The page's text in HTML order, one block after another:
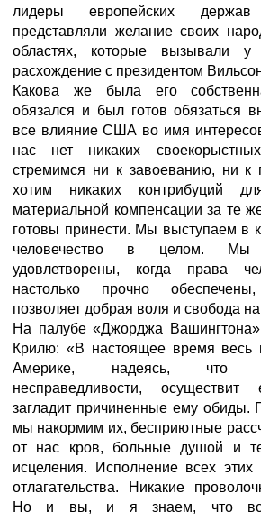
лидеры европейских
представляли желание своих
областях, которые вызывали
расхождение с президентом
Какова же была его
обязался и был готов обязаться
все влияние США во имя
нас нет никаких
стремимся ни к завоеванию, ни к
хотим никаких контрибуций
материальной компенсации за те
готовы принести. Мы выступаем в
человечество в целом. Мы
удовлетворены, когда права
настолько прочно
позволяет добрая воля и свобода
На палубе «Джорджа Вашингтона»
Крилю: «В настоящее время весь
Америке, надеясь, что
несправедливости,
загладит причиненные ему обиды.
мы накормим их, бесприютные
от нас кров, больные душой и
исцеления. Исполнение всех
отлагательства. Никакие
Но и вы, и я знаем, что